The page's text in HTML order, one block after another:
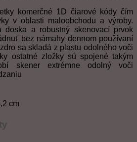
komerčné 1D čiarové kódy čím
v oblasti maloobchodu a výroby.
doska a robustný skenovací prvok
bez námahy dennom používaní
sa skladá z plastu odolného voči
ostatné zložky sú spojené takým
skener extrémne odolný voči
cm